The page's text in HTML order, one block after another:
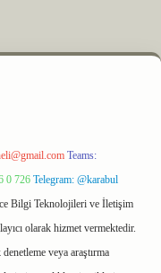
Teams:
0 726 Telegram: @karabul
Bilgi Teknolojileri ve İletişim
olarak hizmet vermektedir.
veya araştırma